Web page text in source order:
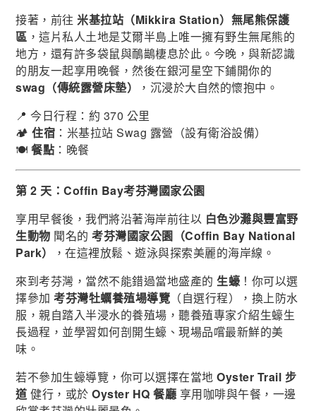
接著，前往 米基拉站（Mikkira Station）無尾熊保護
區 ，這片私人土地是艾爾半島上唯一擁有野生無尾熊的
地方，還有許多袋鼠與鴯鶓棲息於此。今晚，與新認識
的朋友一起享用晚餐，然後在銀河星空下鋪開你的
swag（傳統露營床墊）
，沉浸於大自然的懷抱中。
📍 今日行程：約 370 公里
🏕住宿 ：米基拉站 Swag 露營（設有衛浴設備）
🍽餐點 ：晚餐
第 2 天：Coffin Bay考芬灣國家公園
享用早餐後，我們將沿著海岸前往以 白色沙灘與豐富野
生動物 聞名的考芬灣國家公園（Coffin Bay National
Park）
，在這裡放鬆、遊泳與探索美麗的海岸線。
來到考芬灣，當然不能錯過當地盛產的 生蠔 ！你可以選
擇參加考芬灣牡蠣養殖場導覽 （自選行程），換上防水
服，親自踏入半浸水的養殖場，聽養殖專家介紹生蠔生
長過程，並學習如何剖開生蠔、現場品嚐最新鮮的美
味。
若不參加生蠔導覽，你可以選擇在當地Oyster Trail 步
道 健行，或於Oyster HQ 餐廳 享用咖啡與午餐，一邊